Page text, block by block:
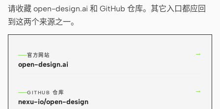
Gemini CLI
Qwen Code
Kimi CLI
请收藏 open-design.ai 和 GitHub 仓库。其它入口都应回
到这两个来源之一。
官方网站
open-design.ai
→
GITHUB 仓库
nexu-io/open-design
→